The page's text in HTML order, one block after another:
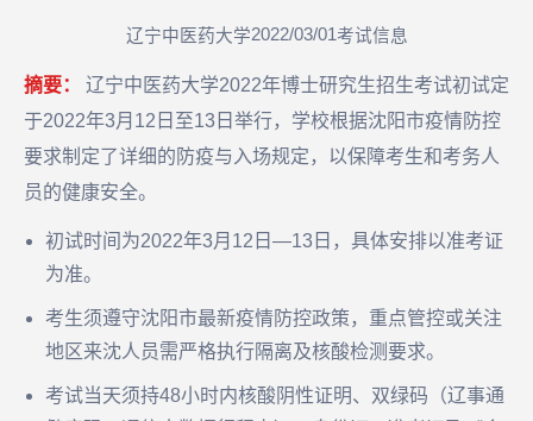
辽宁中医药大学2022/03/01考试信息
摘要：
辽宁中医药大学2022年博士研究生招生考试初试定
于2022年3月12日至13日举行，学校根据沈阳市疫情防控
要求制定了详细的防疫与入场规定，以保障考生和考务人
员的健康安全。
初试时间为2022年3月12日—13日，具体安排以准考证
为准。
考生须遵守沈阳市最新疫情防控政策，重点管控或关注
地区来沈人员需严格执行隔离及核酸检测要求。
考试当天须持48小时内核酸阴性证明、双绿码（辽事通